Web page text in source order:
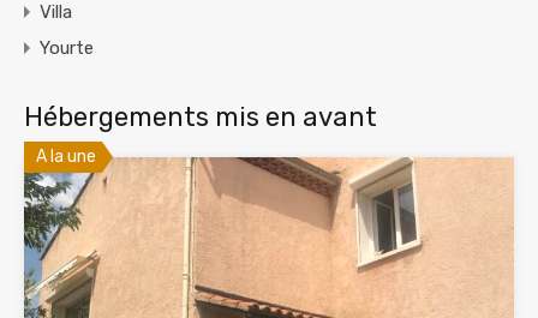
Villa
Yourte
Hébergements mis en avant
A la une